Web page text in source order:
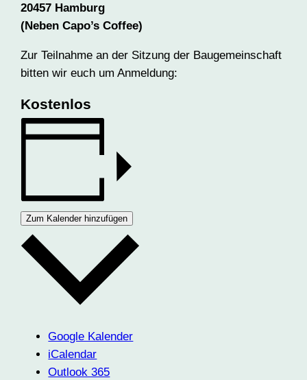
20457 Hamburg
(Neben Capo’s Coffee)
Zur Teilnahme an der Sitzung der Baugemeinschaft
bitten wir euch um Anmeldung:
Kostenlos
Zum Kalender hinzufügen
Google Kalender
iCalendar
Outlook 365